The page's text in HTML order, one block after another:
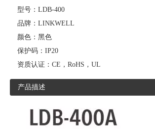
型号： LDB-400
品牌： LINKWELL
颜色： 黑色
保护码： IP20
资质认证： CE，RoHS，UL
产品描述